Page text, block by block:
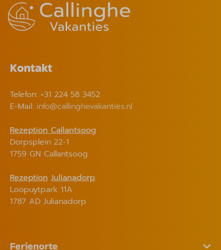
Kontakt
Telefon: +31 224 58 3452
E-Mail: info@callinghevakanties.nl
Rezeption Callantsoog
Dorpsplein 22-1
1759 GN Callantsoog
Rezeption Julianadorp
Loopuytpark 11A
1787 AD Julianadorp
Ferienorte